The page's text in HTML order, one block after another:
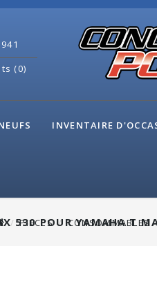
(0)
INVENTAIRE
530 POUR YAMAHA T
PIECES CONSOMMABLES